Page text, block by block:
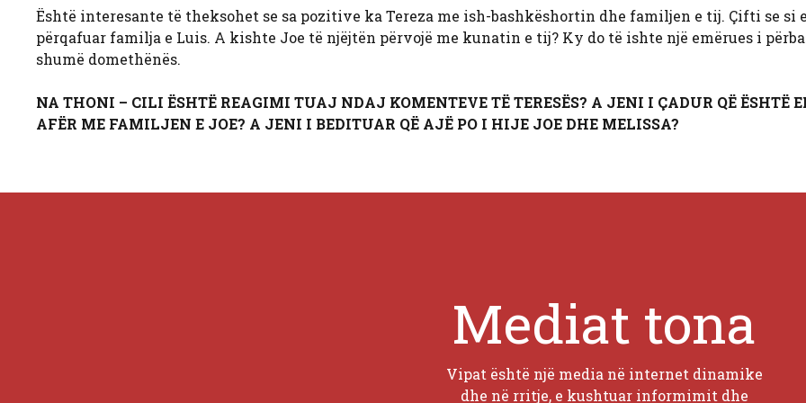
Është interesante të theksohet se sa pozitive ka Tereza me ish-bashkëshortin dhe familjen e tij. Çifti se si
përqafuar familja e Luis. A kishte Joe të njëjtën përvojë me kunatin e tij? Ky do të ishte një emërues i
shumë domethënës.
NA THONI – CILI ËSHTË REAGIMI TUAJ NDAJ KOMENTEVE TË TERESËS? A JENI I ÇADUR QË ËSHTË
AFËR ME FAMILJEN E JOE? A JENI I BEDITUAR QË AJË PO I HIJE JOE DHE MELISSA?
Mediat tona
Vipat është një media në internet dinamike
dhe në rritje, e kushtuar informimit dhe